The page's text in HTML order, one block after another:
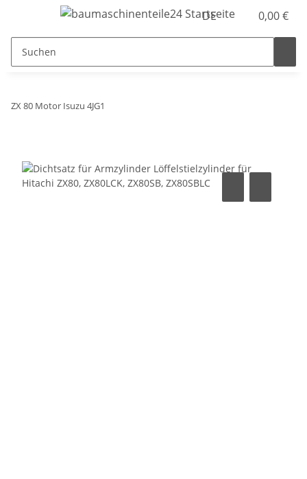
DE 0,00 €
ZX 80 Motor Isuzu 4JG1